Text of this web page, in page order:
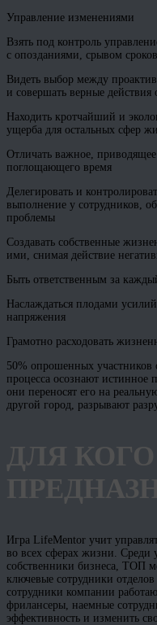
Управление изменениями
Взять под контроль
с опозданиями, срывом
Видеть выбор между
и совершать верные действия
Находить кротчайший и
ущерба для остальных сфер
Отличать важное,
поглощающего время
Делегировать и
выполнение у сотрудников,
проблемы
Создавать собственные
ими, снимая действие
Быть ответственным за
Наслаждаться плодами
напряжения
Грамотно расходовать
50% опрошенных участников
процесса осознают истинное
они переносят его на
другой город, разрывают
ДЛЯ
Игра LifeMentor учит
во всех сферах жизни. Среди
собственники бизнеса, ТОП
ключевые сотрудники
сотрудники компании
фрилансеры, наемные
эффективность и изменить